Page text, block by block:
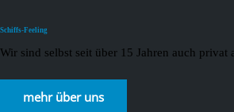
Schiffs-Feeling
Wir sind selbst seit über 15 Jahren auch
mehr über uns